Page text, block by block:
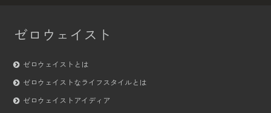
ゼロウェイスト
ゼロウェイストとは
ゼロウェイストなライフスタイルとは
ゼロウェイストアイディア